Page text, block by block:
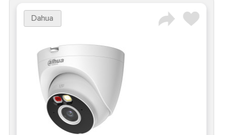
Dahua